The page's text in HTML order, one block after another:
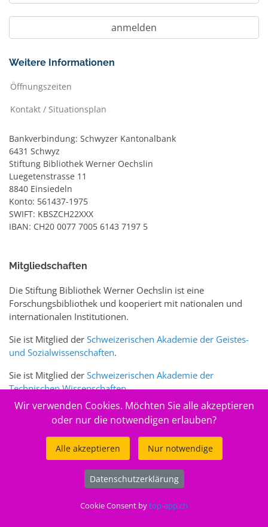
Weitere Informationen
Öffnungszeiten
Kontakt / Situationsplan
Bankverbindung: Schwyzer Kantonalbank
6431 Schwyz
Stiftung Bibliothek Werner Oechslin
Luegetenstrasse 11
8840 Einsiedeln
Konto: 561437-1975
SWIFT: KBSZCH22XXX
IBAN: CH20 0077 7005 6143 7197 5
Mitgliedschaften
Die Stiftung Bibliothek Werner Oechslin ist eine
Forschungsbibliothek und kooperiert mit nationalen und
internationalen Institutionen.
Sie ist Mitglied der Schweizerischen Akademie der Geistes-
und Sozialwissenschaften.
Sie ist Mitglied der Schweizerischen Akademie der
Technischen Wissenschaften.
Sie ist zudem Mitglied des Schweizer Portalswww.sciences-
Stiftung Bibliothek Werner Oechslin
Wir verwenden Cookies. Möchten Sie alle akzeptieren
oder nur die notwendigen erlauben?
Alle akzeptieren Nur notwendige
Datenschutzerklärung
Cookie Consent bytop-app.ch